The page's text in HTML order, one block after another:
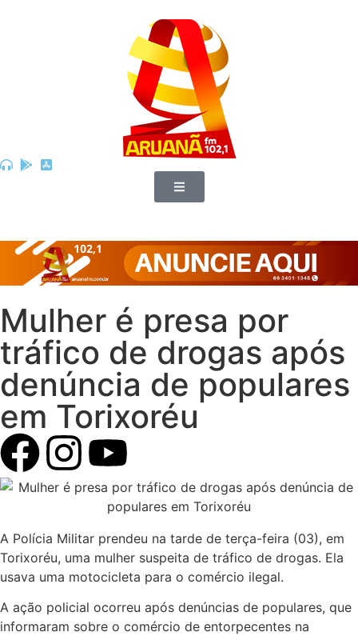
Mulher é presa por
tráfico de drogas após
denúncia de populares
em Torixoréu
A Polícia Militar prendeu na tarde de terça-feira (03), em
Torixoréu, uma mulher suspeita de tráfico de drogas. Ela
usava uma motocicleta para o comércio ilegal.
A ação policial ocorreu após denúncias de populares, que
informaram sobre o comércio de entorpecentes na